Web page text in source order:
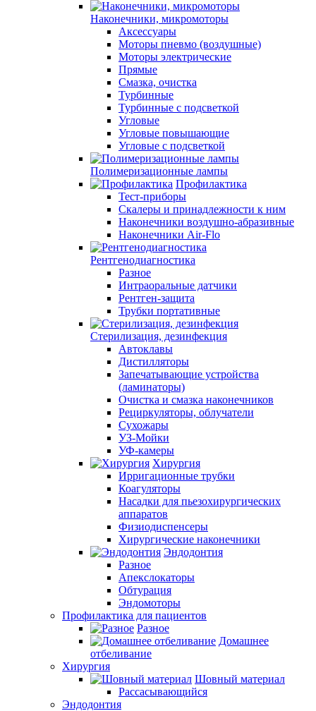
Наконечники, микромоторы
Аксессуары
Моторы пневмо (воздушные)
Моторы электрические
Прямые
Смазка, очистка
Турбинные
Турбинные с подсветкой
Угловые
Угловые повышающие
Угловые с подсветкой
Полимеризационные лампы
Профилактика
Тест-приборы
Скалеры и принадлежности к ним
Наконечники воздушно-абразивные
Наконечники Air-Flo
Рентгенодиагностика
Разное
Интраоральные датчики
Рентген-защита
Трубки портативные
Стерилизация, дезинфекция
Автоклавы
Дистилляторы
Запечатывающие устройства
(ламинаторы)
Очистка и смазка наконечников
Рециркуляторы, облучатели
Сухожары
УЗ-Мойки
УФ-камеры
Хирургия
Ирригационные трубки
Коагуляторы
Насадки для пьезохирургических
аппаратов
Физиодиспенсеры
Хирургические наконечники
Эндодонтия
Разное
Апекслокаторы
Обтурация
Эндомоторы
Профилактика для пациентов
Разное
Домашнее
отбеливание
Хирургия
Шовный материал
Рассасывающийся
Эндодонтия